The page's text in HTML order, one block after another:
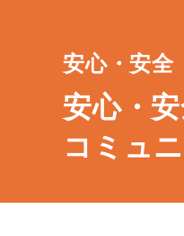
採用情報
English
安心・安全
安心・
コミュ